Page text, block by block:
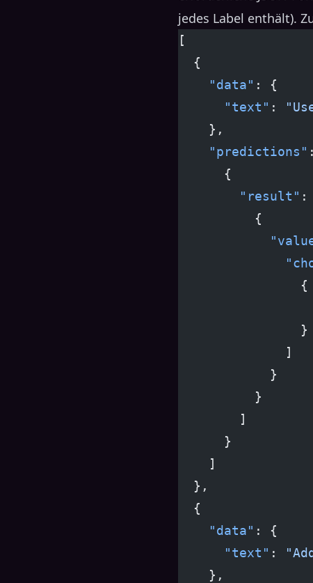
jedes Label enthält).
[
  {
    "data"
: {
      "text"
:
    },
    "predictions"
      {
        "result"
:
          {
                {
                }
              ]
            }
          }
        ]
      }
    ]
  },
  {
    "data"
: {
      "text"
:
    },